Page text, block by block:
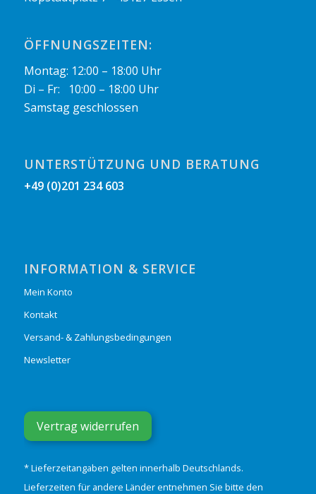
ÖFFNUNGSZEITEN:
Montag: 12:00 – 18:00 Uhr
Di – Fr: 10:00 – 18:00 Uhr
Samstag geschlossen
UNTERSTÜTZUNG UND BERATUNG
+49 (0)201 234 603
INFORMATION & SERVICE
Mein Konto
Kontakt
Versand- & Zahlungsbedingungen
Newsletter
Vertrag widerrufen
* Lieferzeitangaben gelten innerhalb Deutschlands.
Lieferzeiten für andere Länder entnehmen Sie bitte den